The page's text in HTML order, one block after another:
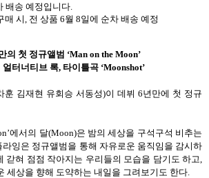
배송 예정입니다
매 시 전 상품 6월 8일에 순차 배송 예정
의 첫 정규앨범 ‘Man on the Moon’
얼터너티브 록, 타이틀곡 ‘Moonshot’
훈 김재현 유회승 서동성)이 데뷔 6년만에 첫 정규
에서의 달(Moon)은 밤의 세상을 구석구석 비추는
라잉은 정규앨범을 통해 자유로운 움직임을 감시하
갇혀 점점 작아지는 우리들의 모습을 담기도 하고
세상을 향해 도약하는 내일을 그려보기도 한다